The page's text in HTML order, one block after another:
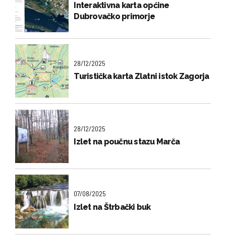
Interaktivna karta općine
Dubrovačko primorje
28/12/2025
Turistička karta Zlatni istok Zagorja
28/12/2025
Izlet na poučnu stazu Marča
07/08/2025
Izlet na Štrbački buk